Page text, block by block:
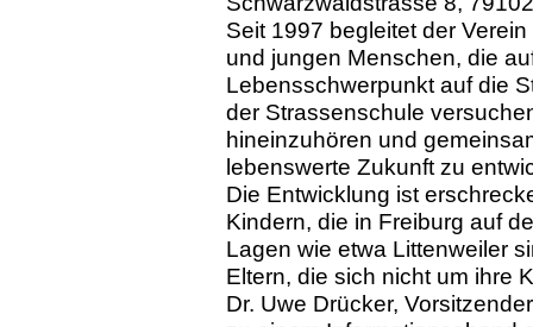
Seit 1997 begleitet der
und jungen Menschen, die
Lebensschwerpunkt auf die
der Strassenschule
hineinzuhören und
lebenswerte Zukunft zu
Die Entwicklung ist
Kindern, die in Freiburg auf
Lagen wie etwa Littenweiler
Eltern, die sich nicht um ihre
Dr. Uwe Drücker,